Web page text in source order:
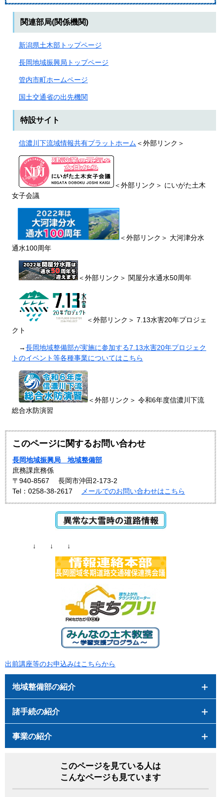
関連部局(関係機関)
新潟県土木部トップページ
長岡地域振興局トップページ
管内市町ホームページ
国土交通省の出先機関
特設サイト
信濃川下流域情報共有プラットホーム ＜外部リンク＞
＜外部リンク＞ にいがた土木
女子会議
＜外部リンク＞ 大河津分水
通水100周年
＜外部リンク＞ 関屋分水通水50周年
＜外部リンク＞ 7.13水害20年プロジェ
クト
→長岡地域整備部が実施に参加する7.13水害20年プロジェク
トのイベント等各種事業についてはこちら
＜外部リンク＞ ​ 令和6年度信濃川下流
総合水防演習
このページに関するお問い合わせ
長岡地域振興局 地域整備部
庶務課庶務係
〒940-8567
長岡市沖田2-173-2
Tel：0258-38-2617
メールでのお問い合わせはこちら
↓ ↓ ↓
出前講座等のお申込みはこちらから
地域整備部の紹介
諸手続の紹介
事業の紹介
このページを見ている人は
こんなページも見ています